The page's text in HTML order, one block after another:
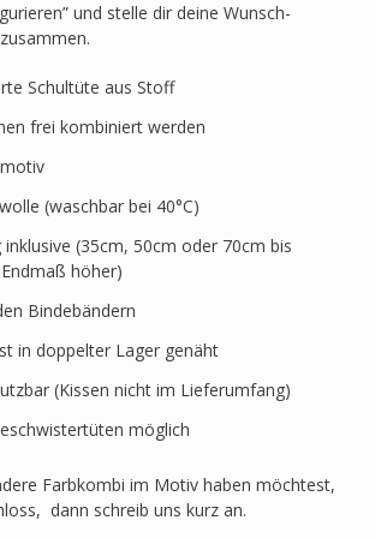
und stelle dir deine Wunsch-
Schultüte aus Stoff
frei kombiniert werden
(waschbar bei 40°C)
inklusive (35cm, 50cm oder 70cm bis
höher)
Bindebändern
in doppelter Lager genäht
(Kissen nicht im Lieferumfang)
möglich
Farbkombi im Motiv haben möchtest,
dann schreib uns kurz an.